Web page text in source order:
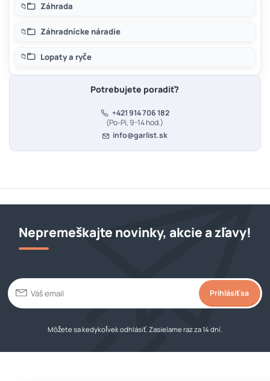
Záhrada
Záhradnícke náradie
Lopaty a ryče
Potrebujete poradiť?
+421 914 706 182
(Po-Pi, 9-14 hod.)
info@garlist.sk
Nepremeškajte novinky, akcie a zľavy!
Prihlásiť sa
Môžete sa kedykoľvek odhlásiť. Zasielame raz za 14 dní.